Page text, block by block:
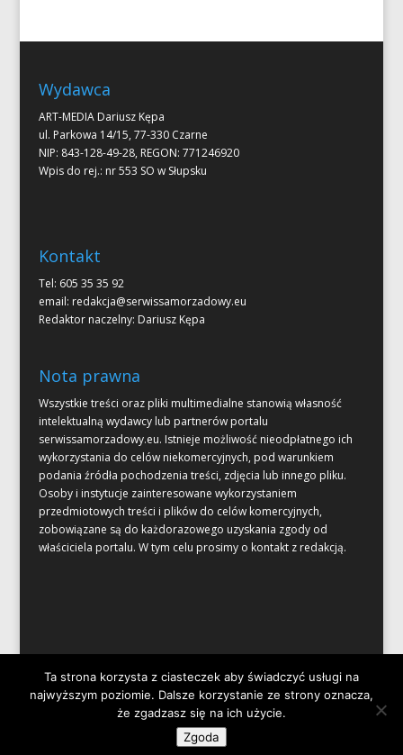
Wydawca
ART-MEDIA Dariusz Kępa
ul. Parkowa 14/15, 77-330 Czarne
NIP: 843-128-49-28, REGON: 771246920
Wpis do rej.: nr 553 SO w Słupsku
Kontakt
Tel: 605 35 35 92
email: redakcja@serwissamorzadowy.eu
Redaktor naczelny: Dariusz Kępa
Nota prawna
Wszystkie treści oraz pliki multimedialne stanowią własność
intelektualną wydawcy lub partnerów portalu
serwissamorzadowy.eu. Istnieje możliwość nieodpłatnego ich
wykorzystania do celów niekomercyjnych, pod warunkiem
podania źródła pochodzenia treści, zdjęcia lub innego pliku.
Osoby i instytucje zainteresowane wykorzystaniem
przedmiotowych treści i plików do celów komercyjnych,
zobowiązane są do każdorazowego uzyskania zgody od
właściciela portalu. W tym celu prosimy o kontakt z redakcją.
Zaprojektowane przez Elegant Themes
| Obsługiwane przez
WordPress
Ta strona korzysta z ciasteczek aby świadczyć usługi na
najwyższym poziomie. Dalsze korzystanie ze strony oznacza,
że zgadzasz się na ich użycie.
Zgoda